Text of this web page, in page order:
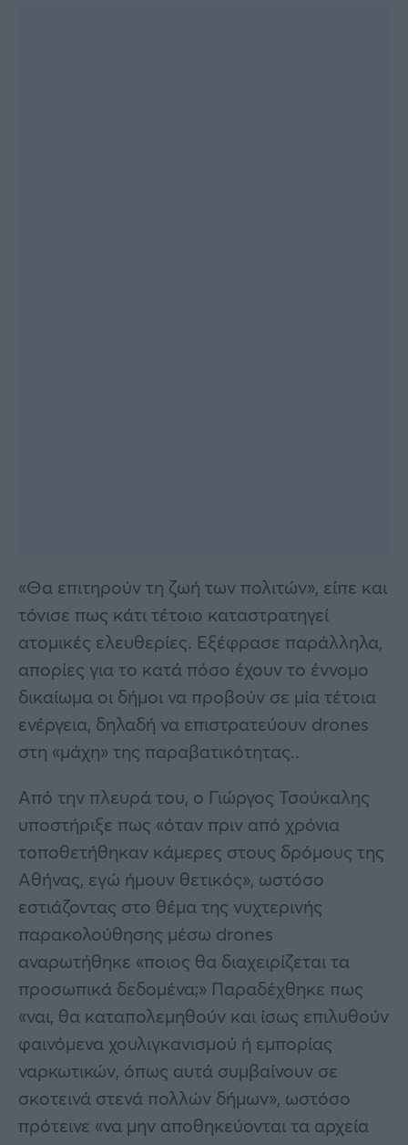
«Θα επιτηρούν τη ζωή των πολιτών», είπε και
τόνισε πως κάτι τέτοιο καταστρατηγεί
ατομικές ελευθερίες. Εξέφρασε παράλληλα,
απορίες για το κατά πόσο έχουν το έννομο
δικαίωμα οι δήμοι να προβούν σε μία τέτοια
ενέργεια, δηλαδή να επιστρατεύουν drones
στη «μάχη» της παραβατικότητας..
Από την πλευρά του, ο Γιώργος Τσούκαλης
υποστήριξε πως «όταν πριν από χρόνια
τοποθετήθηκαν κάμερες στους δρόμους της
Αθήνας, εγώ ήμουν θετικός», ωστόσο
εστιάζοντας στο θέμα της νυχτερινής
παρακολούθησης μέσω drones
αναρωτήθηκε «ποιος θα διαχειρίζεται τα
προσωπικά δεδομένα;» Παραδέχθηκε πως
«ναι, θα καταπολεμηθούν και ίσως επιλυθούν
φαινόμενα χουλιγκανισμού ή εμπορίας
ναρκωτικών, όπως αυτά συμβαίνουν σε
σκοτεινά στενά πολλών δήμων», ωστόσο
πρότεινε «να μην αποθηκεύονται τα αρχεία